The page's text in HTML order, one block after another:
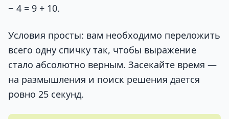
− 4 = 9 + 10.
Условия просты: вам необходимо переложить
всего одну спичку так, чтобы выражение
стало абсолютно верным. Засекайте время —
на размышления и поиск решения дается
ровно 25 секунд.